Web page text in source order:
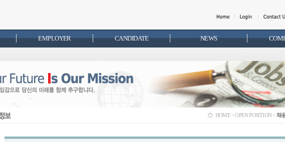
EMPLOYER CANDIDATE NEWS
HOME > OPEN POSITION > 채